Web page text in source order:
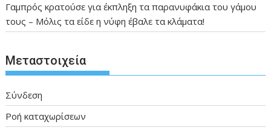
Γαμπρός κρατούσε για έκπληξη τα παρανυφάκια του γάμου
τους – Μόλις τα είδε η νύφη έβαλε τα κλάματα!
Μεταστοιχεία
Σύνδεση
Ροή καταχωρίσεων